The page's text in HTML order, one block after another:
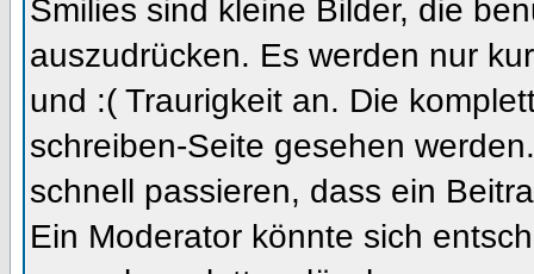
Smilies sind kleine Bilder, die
auszudrücken. Es werden nur
und :( Traurigkeit an. Die
schreiben-Seite gesehen
schnell passieren, dass ein
Ein Moderator könnte sich